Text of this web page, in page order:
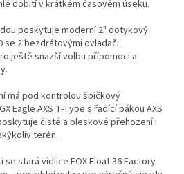
dobití v krátkém časovém úseku.
poskytuje moderní 2" dotykový
se 2 bezdrátovými ovladači
ještě snazší volbu přípomoci a
má pod kontrolou špičkový
Eagle AXS T-Type s řadící pákou AXS
čisté a bleskové přehození i
terén.
stará vidlice FOX Float 36 Factory